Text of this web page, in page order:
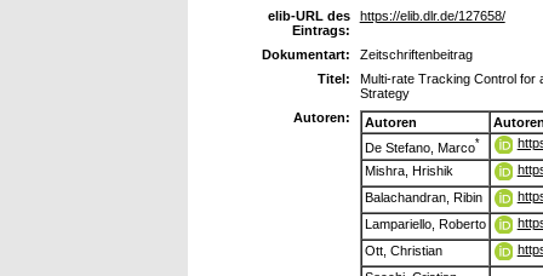
elib-URL des
Eintrags:
https://elib.dlr.de/127658/
Dokumentart:
Zeitschriftenbeitrag
Titel:
Multi-rate Tracking Control for
Strategy
Autoren:
Autoren
De Stefano, Marco*
Mishra, Hrishik
Balachandran, Ribin
Lampariello, Roberto
Ott, Christian